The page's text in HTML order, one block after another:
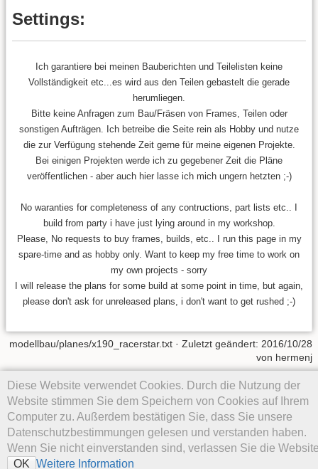
Settings:
Diese Website verwendet Cookies. Durch die Nutzung der
Website stimmen Sie dem Speichern von Cookies auf Ihrem
Computer zu. Außerdem bestätigen Sie, dass Sie unsere
Datenschutzbestimmungen gelesen und verstanden haben.
Wenn Sie nicht einverstanden sind, verlassen Sie die
OK Weitere Information
Ich garantiere bei meinen Bauberichten und Teilelisten keine
Vollständigkeit etc...es wird aus den Teilen gebastelt die gerade
herumliegen.
Bitte keine Anfragen zum Bau/Fräsen von Frames, Teilen oder
sonstigen Aufträgen. Ich betreibe die Seite rein als Hobby und nutze
die zur Verfügung stehende Zeit gerne für meine eigenen Projekte.
Bei einigen Projekten werde ich zu gegebener Zeit die Pläne
veröffentlichen - aber auch hier lasse ich mich ungern hetzten ;-)
No waranties for completeness of any contructions, part lists etc.. I
build from party i have just lying around in my workshop.
Please, No requests to buy frames, builds, etc.. I run this page in my
spare-time and as hobby only. Want to keep my free time to work on
my own projects - sorry
I will release the plans for some build at some point in time, but again,
please don't ask for unreleased plans, i don't want to get rushed ;-)
modellbau/planes/x190_racerstar.txt · Zuletzt geändert: 2016/10/28
von hermenj
Falls nicht anders bezeichnet, ist der Inhalt dieses Wikis unter der
folgenden Lizenz veröffentlicht:
CC Attribution-Noncommercial-
Share Alike 4.0 International